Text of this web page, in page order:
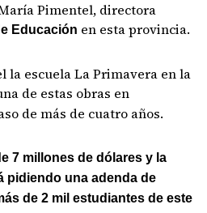
Pimentel, directora
Educación en esta provincia.
la escuela La Primavera en la
de estas obras en
de más de cuatro años.
7 millones de dólares y la
pidiendo una adenda de
de 2 mil estudiantes de este